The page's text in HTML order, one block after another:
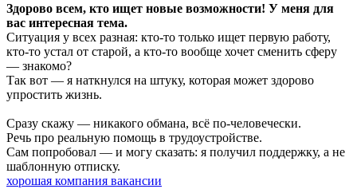
Здорово всем, кто ищет новые возможности! У меня для
вас интересная тема.
Ситуация у всех разная: кто-то только ищет первую работу,
кто-то устал от старой, а кто-то вообще хочет сменить сферу
— знакомо?
Так вот — я наткнулся на штуку, которая может здорово
упростить жизнь.
Сразу скажу — никакого обмана, всё по-человечески.
Речь про реальную помощь в трудоустройстве.
Сам попробовал — и могу сказать: я получил поддержку, а не
шаблонную отписку.
хорошая компания вакансии